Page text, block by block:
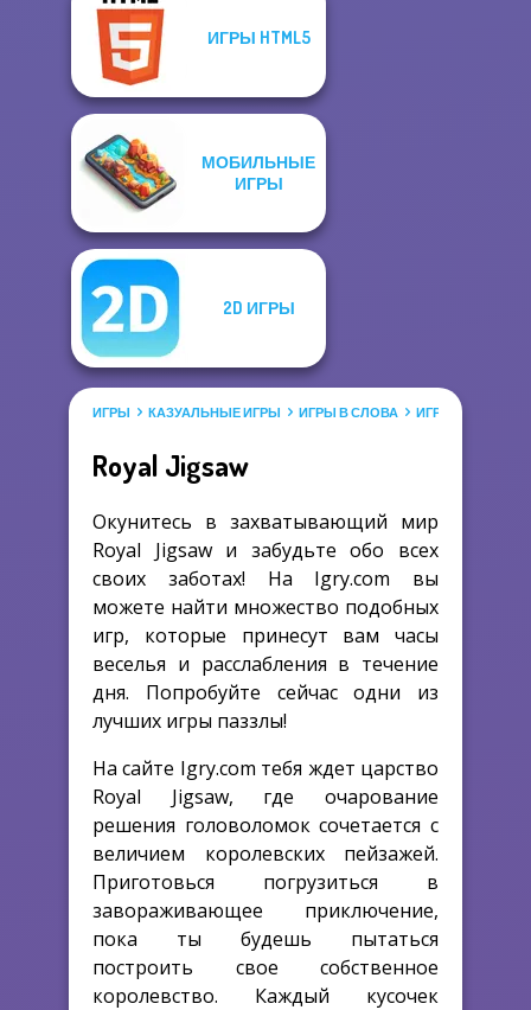
ИГРЫ HTML5
МОБИЛЬНЫЕ
ИГРЫ
2D ИГРЫ
ИГРЫ КАЗУАЛЬНЫЕ ИГРЫ ИГРЫ В СЛОВА ИГРЫ ПАЗЗЛЫ
Royal Jigsaw
Окунитесь в захватывающий мир
Royal Jigsaw и забудьте обо всех
своих заботах! На Igry.com вы
можете найти множество подобных
игр, которые принесут вам часы
веселья и расслабления в течение
дня. Попробуйте сейчас одни из
лучших игры паззлы!
На сайте Igry.com тебя ждет царство
Royal Jigsaw, где очарование
решения головоломок сочетается с
величием королевских пейзажей.
Приготовься погрузиться в
завораживающее приключение,
пока ты будешь пытаться
построить свое собственное
королевство. Каждый кусочек